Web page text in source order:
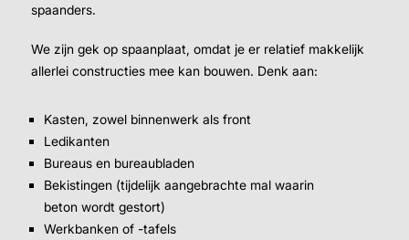
spaanders.
We zijn gek op spaanplaat, omdat je er relatief makkelijk
allerlei constructies mee kan bouwen. Denk aan:
Kasten, zowel binnenwerk als front
Ledikanten
Bureaus en bureaubladen
Bekistingen (tijdelijk aangebrachte mal waarin
beton wordt gestort)
Werkbanken of -tafels